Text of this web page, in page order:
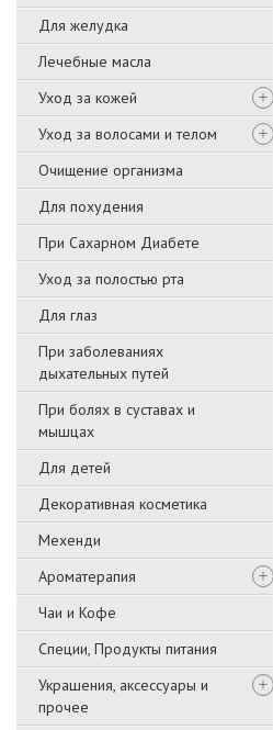
Для желудка
Лечебные масла
Уход за кожей
Уход за волосами и телом
Очищение организма
Для похудения
При Сахарном Диабете
Уход за полостью рта
Для глаз
При заболеваниях
дыхательных путей
При болях в суставах и
мышцах
Для детей
Декоративная косметика
Мехенди
Ароматерапия
Чаи и Кофе
Специи, Продукты питания
Украшения, аксессуары и
прочее